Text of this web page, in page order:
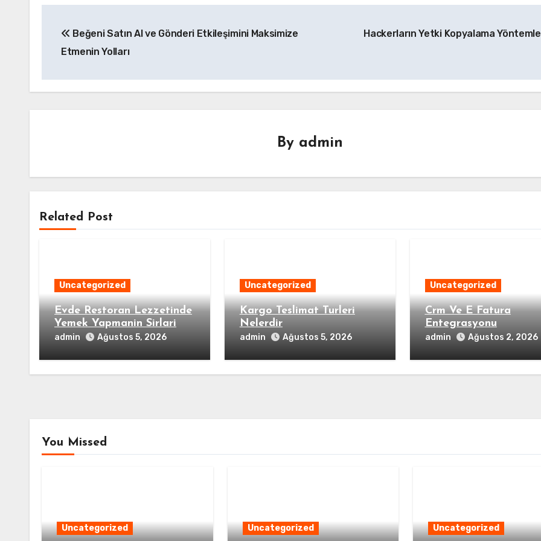
gezinmesi
Beğeni Satın Al ve Gönderi Etkileşimini Maksimize
Etmenin Yolları
Hackerların Yetki Kopyalama
By admin
Related Post
Uncategorized
Evde Restoran Lezzetinde
Yemek Yapmanin Sirlari
admin Ağustos 5, 2026
Uncategorized
Kargo Teslimat Turleri
Nelerdir
admin Ağustos 5, 2026
Uncategorized
Crm Ve E Fatura
Entegrasyonu
admin Ağustos 2, 2026
You Missed
Uncategorized Uncategorized Uncategorized